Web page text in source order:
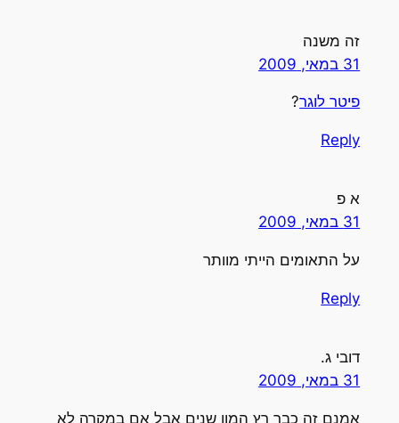
זה משנה
פיטר לוגר?
Reply
א פ
על התאומים הייתי מוותר
Reply
דובי ג.
אמנם זה כבר רץ המון שנים אבל אם במקרה לא